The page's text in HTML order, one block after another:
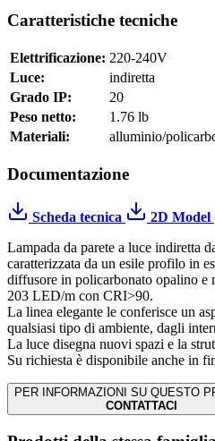
Caratteristiche tecniche
Elettrificazione: 220-240V
Luce:
indiretta
Grado IP:
20
Peso netto:
1.76 lb
Materiali:
alluminio/
Documentazione
Scheda tecnica 2D Model
Lampada da parete a luce indiretta
caratterizzata da un esile profilo in
diffusore in policarbonato opalino e
203 LED/m con CRI>90.
La linea elegante le conferisce un
qualsiasi tipo di ambiente, dagli
La luce disegna nuovi spazi e la
Su richiesta è disponibile anche in
PER INFORMAZIONI SU QUESTO
CONTATTACI